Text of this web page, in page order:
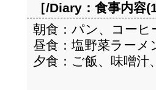
［/Diary： 食事内容
朝食：パン、コーヒ
昼食：塩野菜ラーメ
夕食：ご飯、味噌汁